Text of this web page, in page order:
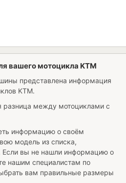
вашего мотоцикла KTM
представлена информация
KTM.
разница между мотоциклами с
информацию о своём
модель из списка,
Если вы не нашли информацию о
нашим специалистам по
вам правильные размеры